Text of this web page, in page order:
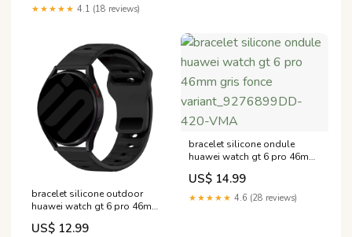
★★★★★ 4.1 (18 reviews)
bracelet silicone outdoor
huawei watch gt 6 pro 46mm
noir filtervariant-9151049-001
US$ 12.99
bracelet silicone ondule
huawei watch gt 6 pro 46mm
gris fonce
variant_9276899DD-420-
VMA
US$ 14.99
★★★★★ 4.6 (28 reviews)